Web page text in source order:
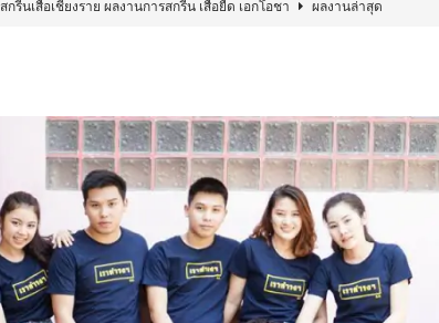
สกรีนเสื้อเชียงราย ผลงานการสกรีน เสื้อยืด เอกโอชา
ผลงานล่าสุด
สกรีนเสื้อเชียงราย ผลงานการสกรีน เสื้อ MARKINN”S
ผลงานล่าสุด
สกรีนเสื้อเชียงราย ผลงานการสกรีนเสื้อ ครบรอบ 60 ปี รถไฟฟ้าสายสีชมพู